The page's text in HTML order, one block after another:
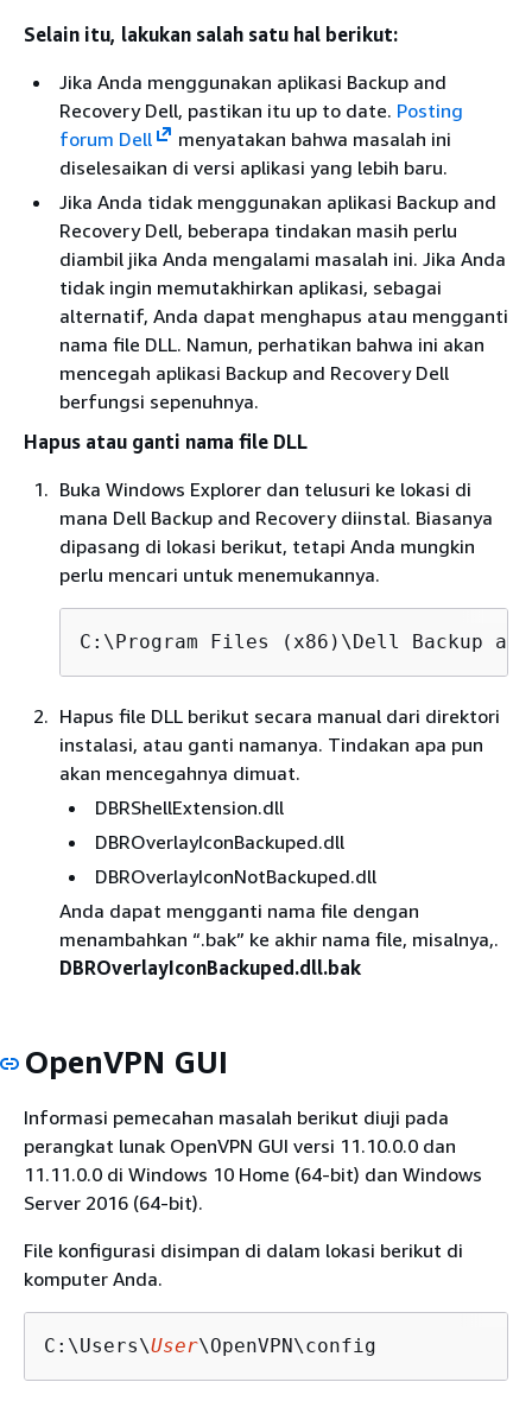
Selain itu, lakukan salah satu hal berikut:
Jika Anda menggunakan aplikasi Backup and
Recovery Dell, pastikan itu up to date. Posting
forum Dell
menyatakan bahwa masalah ini
diselesaikan di versi aplikasi yang lebih baru.
Jika Anda tidak menggunakan aplikasi Backup and
Recovery Dell, beberapa tindakan masih perlu
diambil jika Anda mengalami masalah ini. Jika Anda
tidak ingin memutakhirkan aplikasi, sebagai
alternatif, Anda dapat menghapus atau mengganti
nama file DLL. Namun, perhatikan bahwa ini akan
mencegah aplikasi Backup and Recovery Dell
berfungsi sepenuhnya.
Hapus atau ganti nama file DLL
Buka Windows Explorer dan telusuri ke lokasi di
mana Dell Backup and Recovery diinstal. Biasanya
dipasang di lokasi berikut, tetapi Anda mungkin
perlu mencari untuk menemukannya.
C:\Program Files (x86)\Dell Backup and
Hapus file DLL berikut secara manual dari direktori
instalasi, atau ganti namanya. Tindakan apa pun
akan mencegahnya dimuat.
DBRShellExtension.dll
DBROverlayIconBackuped.dll
DBROverlayIconNotBackuped.dll
Anda dapat mengganti nama file dengan
menambahkan “.bak” ke akhir nama file, misalnya,.
DBROverlayIconBackuped.dll.bak
OpenVPN GUI
Informasi pemecahan masalah berikut diuji pada
perangkat lunak OpenVPN GUI versi 11.10.0.0 dan
11.11.0.0 di Windows 10 Home (64-bit) dan Windows
Server 2016 (64-bit).
File konfigurasi disimpan di dalam lokasi berikut di
komputer Anda.
C:\Users\User\OpenVPN\config